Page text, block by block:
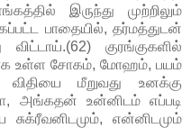
இருந்து முற்றிலும்
பாதையில், தர்மத்துடன்
குரங்குகளில்
உள்ள சோகம், மோஹம், பயம்
மீறுவது உனக்கு
அங்கதன் உன்னிடம் எப்படி
என்னிடமும்